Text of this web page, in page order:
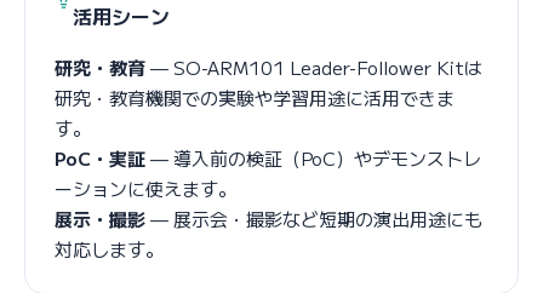
活用シーン
研究・教育— SO-ARM101 Leader-Follower Kitは
研究・教育機関での実験や学習用途に活用できま
す。
PoC・実証— 導入前の検証（PoC）やデモンストレ
ーションに使えます。
展示・撮影— 展示会・撮影など短期の演出用途にも
対応します。